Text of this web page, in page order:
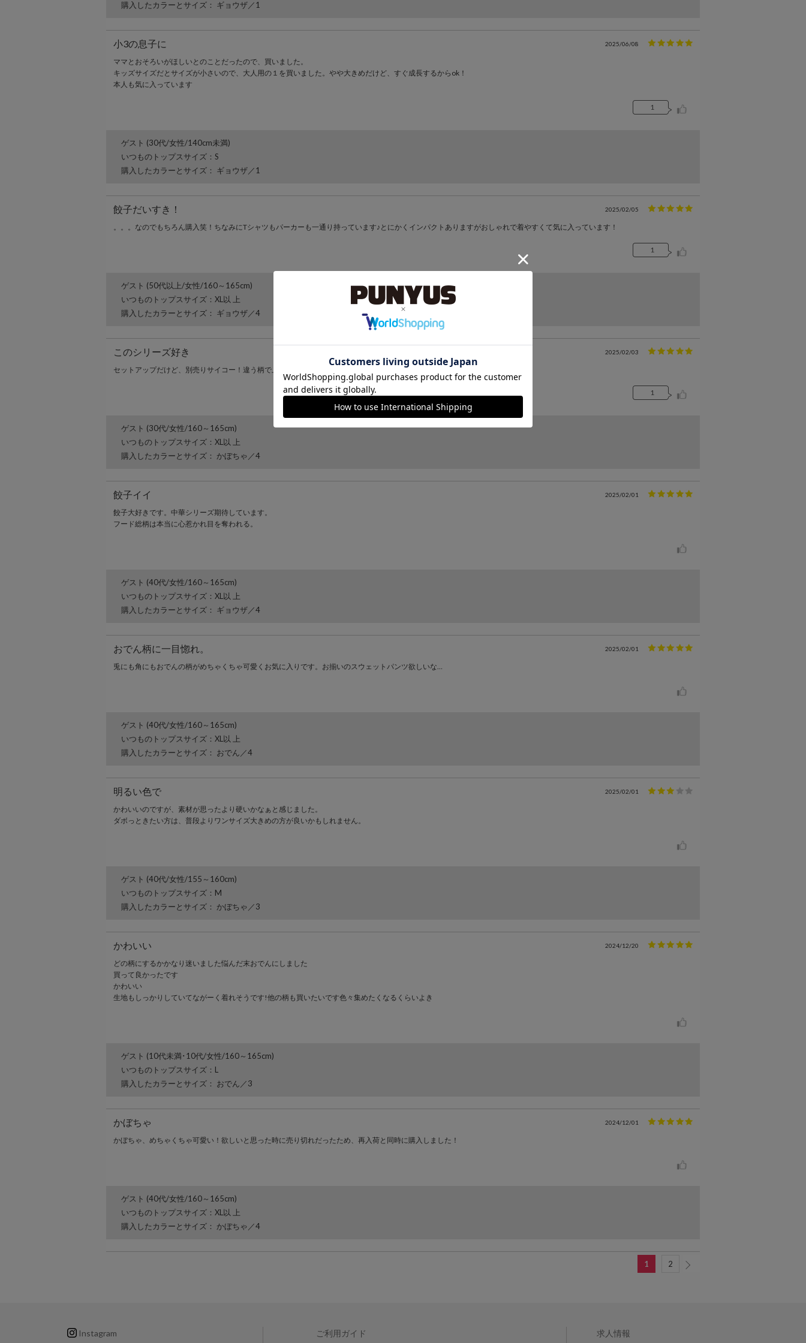
購入したカラーとサイズ： ギョウザ／1
小3の息子に 2025/06/08
ママとおそろいがほしいとのことだったので、買いました。
キッズサイズだとサイズが小さいので、大人用の１を買いました。やや大きめだけど、すぐ成長するからok！
本人も気に入っています
1
ゲスト (30代/女性/140cm未満)
いつものトップスサイズ：S
購入したカラーとサイズ： ギョウザ／1
餃子だいすき！ 2025/02/05
。。。なのでもちろん購入笑！ちなみにTシャツもパーカーも一通り持っています♪とにかくインパクトありますがおしゃれで着やすくて気に入っています！
1
ゲスト (50代以上/女性/160～165cm)
いつものトップスサイズ：XL以 上
購入したカラーとサイズ： ギョウザ／4
このシリーズ好き 2025/02/03
セットアップだけど、別売りサイコー！違う柄で上下着れるー
1
ゲスト (30代/女性/160～165cm)
いつものトップスサイズ：XL以 上
購入したカラーとサイズ： かぼちゃ／4
餃子イイ 2025/02/01
餃子大好きです。中華シリーズ期待しています。
フード総柄は本当に心惹かれ目を奪われる。
ゲスト (40代/女性/160～165cm)
いつものトップスサイズ：XL以 上
購入したカラーとサイズ： ギョウザ／4
おでん柄に一目惚れ。 2025/02/01
兎にも角にもおでんの柄がめちゃくちゃ可愛くお気に入りです。お揃いのスウェットパンツ欲しいな…
ゲスト (40代/女性/160～165cm)
いつものトップスサイズ：XL以 上
購入したカラーとサイズ： おでん／4
明るい色で 2025/02/01
かわいいのですが、素材が思ったより硬いかなぁと感じました。
ダボっときたい方は、普段よりワンサイズ大きめの方が良いかもしれません。
ゲスト (40代/女性/155～160cm)
いつものトップスサイズ：M
購入したカラーとサイズ： かぼちゃ／3
かわいい 2024/12/20
どの柄にするかかなり迷いました悩んだ末おでんにしました
買って良かったです
かわいい
生地もしっかりしていてながーく着れそうです!他の柄も買いたいです色々集めたくなるくらいよき
ゲスト (10代未満･10代/女性/160～165cm)
いつものトップスサイズ：L
購入したカラーとサイズ： おでん／3
かぼちゃ 2024/12/01
かぼちゃ、めちゃくちゃ可愛い！欲しいと思った時に売り切れだったため、再入荷と同時に購入しました！
ゲスト (40代/女性/160～165cm)
いつものトップスサイズ：XL以 上
購入したカラーとサイズ： かぼちゃ／4
1 2
Instagram ご利用ガイド 求人情報